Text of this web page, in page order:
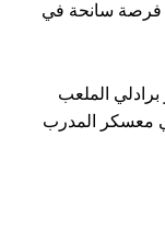
فرصة سانحة في
الملعب
في معسكر المدرب